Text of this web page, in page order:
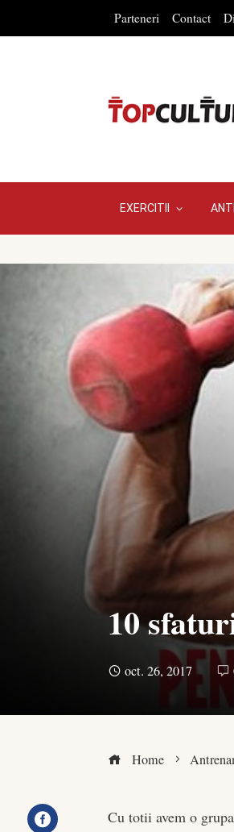
Parteneri Contact
EXERCITII
10
oct. 26, 2017
Home
Cu totii avem o